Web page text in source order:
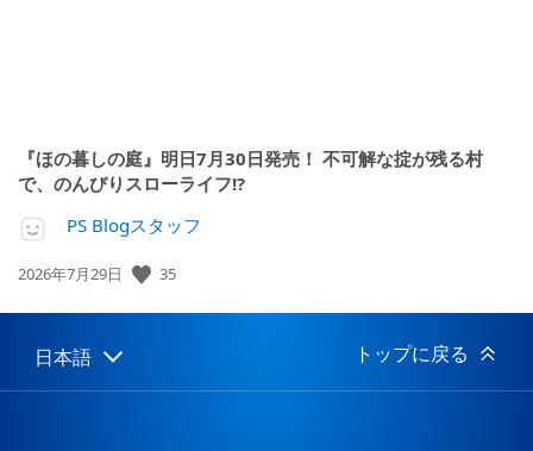
『ほの暮しの庭』明日7月30日発売！ 不可解な掟が残る村
で、のんびりスローライフ!?
PS Blogスタッフ
公
日:
2026年7月29日 35
Select
a
Current
region:
日本語 トップに戻る